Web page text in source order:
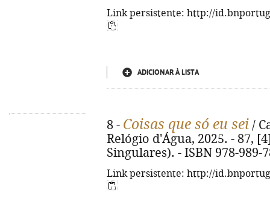
Link persistente: http://
ADICIONAR À LISTA
8 - Coisas que só eu sei /
Relógio d'Água, 2025. - 87,
Singulares). - ISBN 978-989-
Link persistente: http://